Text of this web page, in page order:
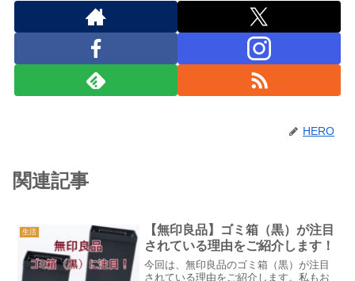
HERO
関連記事
生活
【無印良品】ゴミ箱（黒）が注目
されている理由をご紹介します！
今回は、無印良品のゴミ箱（黒）が注目
されている理由をご紹介します。私もお